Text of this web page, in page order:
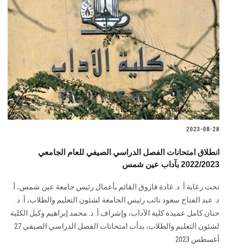
2023-08-28
انطلاق امتحانات الفصل الدراسي الصيفي للعام الجامعي
2022/2023 بآداب عين شمس
تحت رعاية أ. د. غادة فاروق القائم بأعمال رئيس جامعة عين شمس، أ.
د. عبد الفتاح سعود نائب رئيس الجامعة لشئون التعليم والطلاب، أ. د.
حنان كامل عميدة كلية الآداب، وإشراف أ. د. محمد إبراهيم وكيل الكلية
لشئون التعليم والطلاب، بدأت امتحانات الفصل الدراسي الصيفي 27
أغسطس 2023